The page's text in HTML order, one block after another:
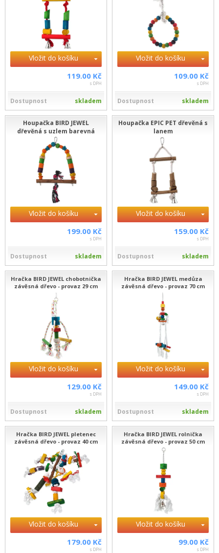
Vložit do košíku
119.00 Kč
s DPH
Dostupnost skladem
Vložit do košíku
109.00 Kč
s DPH
Dostupnost skladem
Houpačka BIRD JEWEL
dřevěná s uzlem barevná
Vložit do košíku
199.00 Kč
s DPH
Dostupnost skladem
Houpačka EPIC PET dřevěná s
lanem
Vložit do košíku
159.00 Kč
s DPH
Dostupnost skladem
Hračka BIRD JEWEL chobotnička
závěsná dřevo - provaz 29 cm
Vložit do košíku
129.00 Kč
s DPH
Dostupnost skladem
Hračka BIRD JEWEL medůza
závěsná dřevo - provaz 70 cm
Vložit do košíku
149.00 Kč
s DPH
Dostupnost skladem
Hračka BIRD JEWEL pletenec
závěsná dřevo - provaz 40 cm
Vložit do košíku
179.00 Kč
s DPH
Hračka BIRD JEWEL rolnička
závěsná dřevo - provaz 50 cm
Vložit do košíku
99.00 Kč
s DPH